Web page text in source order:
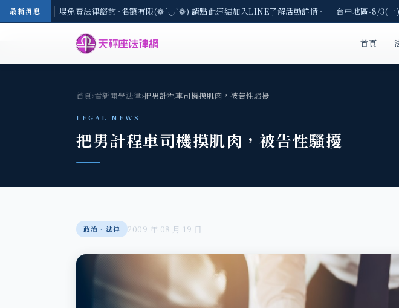
最新消息
-8/3(一) 現場免費法律諮詢~名額有限(❁´◡`❁) 請點此連結加入LINE了解活動詳情~ 台中地區-8/3(一)
首頁
首頁›看新聞學法律›把男計程車司機摸肌肉，被告性騷擾
LEGAL NEWS
把男計程車司機摸肌肉，被告性騷擾
政治‧法律 2009 年 08 月 19 日